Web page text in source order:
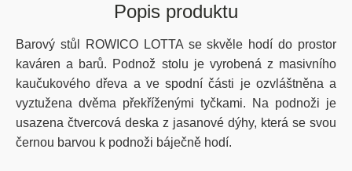
Popis produktu
Barový stůl ROWICO LOTTA se skvěle hodí do prostor
kaváren a barů. Podnož stolu je vyrobená z masivního
kaučukového dřeva a ve spodní části je ozvláštněna a
vyztužena dvěma překříženými tyčkami. Na podnoži je
usazena čtvercová deska z jasanové dýhy, která se svou
černou barvou k podnoži báječně hodí.